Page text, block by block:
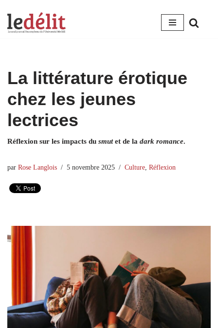
Aller
La littérature érotique
chez les jeunes
lectrices
Réflexion sur les impacts du smutet de la dark romance.
par Rose Langlois 5 novembre 2025 Culture Réflexion